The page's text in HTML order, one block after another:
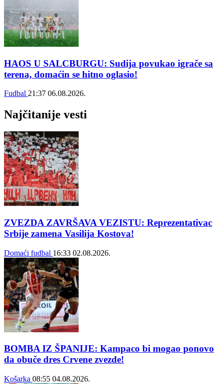
HAOS U SALCBURGU: Sudija povukao igrače sa
terena, domaćin se hitno oglasio!
Fudbal 21:37 06.08.2026.
Najčitanije vesti
ZVEZDA ZAVRŠAVA VEZISTU: Reprezentativac
Srbije zamena Vasilija Kostova!
Domaći fudbal 16:33 02.08.2026.
BOMBA IZ ŠPANIJE: Kampaco bi mogao ponovo
da obuče dres Crvene zvezde!
Košarka 08:55 04.08.2026.